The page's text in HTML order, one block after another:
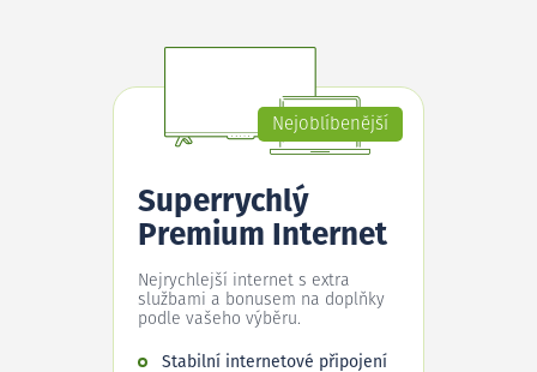
Nejoblíbenější
Superrychlý
Premium Internet
Nejrychlejší internet s extra
službami a bonusem na doplňky
podle vašeho výběru.
Stabilní internetové připojení